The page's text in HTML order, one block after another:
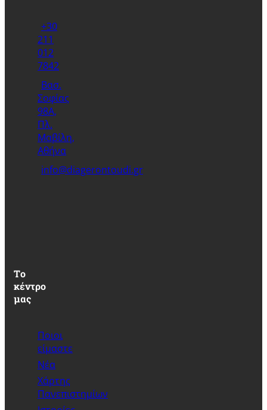
+30
211
012
7842
Βασ.
Σοφίας
98Α,
Πλ.
Μαβίλη,
Αθήνα
info@diagerontoudi.gr
Τo
κέντρο
μας
Ποιοι
είμαστε
Νέα
Xάρτης
Πανεπιστημίων